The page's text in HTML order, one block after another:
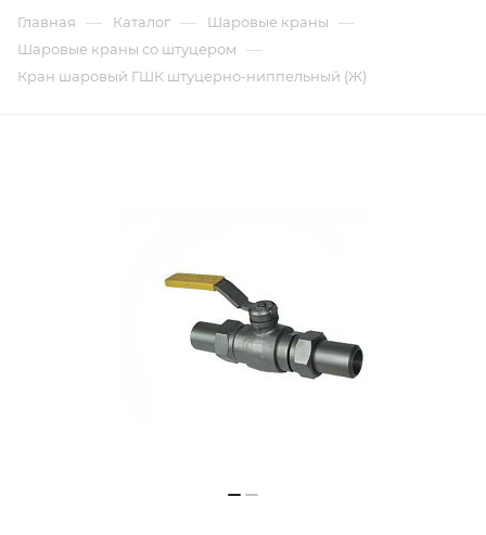
Главная — Каталог — Шаровые краны —
Шаровые краны со штуцером —
Кран шаровый ГШК штуцерно-ниппельный (Ж)